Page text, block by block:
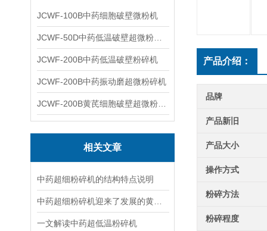
JCWF-100B中药细胞破壁微粉机
JCWF-200B中药低温破壁粉碎机
JCWF-200B中药振动磨超微粉碎机
相关文章
中药超细粉碎机的结构特点说明
一文解读中药超低温粉碎机
产品介绍：
品牌
产品新旧
产品大小
操作方式
粉碎方法
粉碎程度